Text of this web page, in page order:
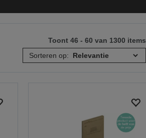
Toont 46 - 60 van 1300 items
Sorteren op: